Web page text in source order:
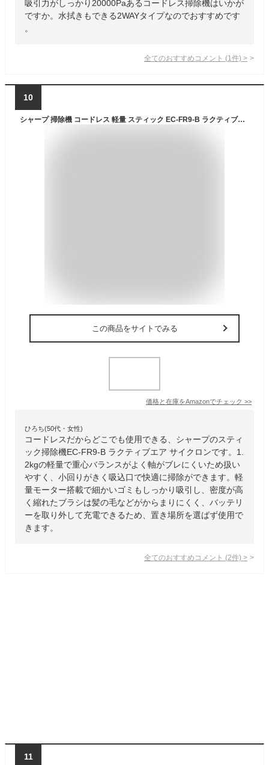
吸引力がしっかり20000Paあるコードレス掃除機はいかが
ですか。水拭きもできる2WAYタイプなのでおすすめです
。
全てのおすすめコメント (1 件) >
10
シャープ 掃除機 コードレス 軽量 スティック EC-FR9-B ラクティブエア サイクロン 着脱式バッテリー
この商品をサイトでみる
価格と在庫をAmazonでチェック >>
ひろち(50代・女性)
コードレスだからどこでも使用できる、シャープのスティ
ック掃除機EC-FR9-B ラクティブエア サイクロンです。1.
2kgの軽量で重心バランスがよく軸がブレにくいため扱い
やすく、小回りがきく吸込口で快適に掃除ができます。軽
量モーター搭載で細かいゴミもしっかり吸引し、密度が高
く縮れたブラシは髪の毛などがからまりにくく、バッテリ
ーを取り外して充電できるため、置き場所を選ばず使用で
きます。
全てのおすすめコメント (2件) >
11